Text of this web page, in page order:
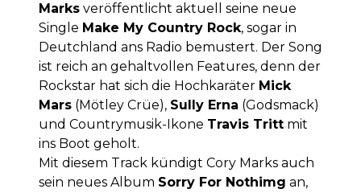
Marks veröffentlicht aktuell seine neue
Single Make My Country Rock, sogar in
Deutchland ans Radio bemustert. Der Song
ist reich an gehaltvollen Features, denn der
Rockstar hat sich die Hochkaräter Mick
Mars (Mötley Crüe), Sully Erna (Godsmack)
und Countrymusik-Ikone Travis Tritt mit
ins Boot geholt.
Mit diesem Track kündigt Cory Marks auch
sein neues Album Sorry For Nothimg an,